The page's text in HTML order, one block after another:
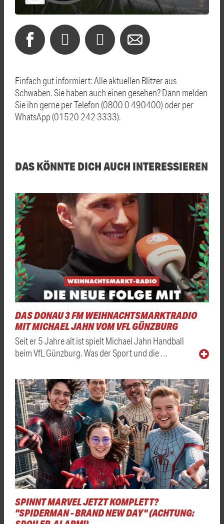
Einfach gut informiert: Alle aktuellen Blitzer aus
Schwaben. Sie haben auch einen gesehen? Dann melden
Sie ihn gerne per Telefon (0800 0 490400) oder per
WhatsApp (01520 242 3333).
DAS KÖNNTE DICH AUCH INTERESSIEREN
DAS DONAU 3 FM WEIHNACHTSMARKTRADIO
MIT MICHAEL JAHN VOM VFL GÜNZBURG
Seit er 5 Jahre alt ist spielt Michael Jahn Handball
beim VfL Günzburg. Was der Sport und die …
SPINNT MARVEL JETZT KOMPLETT?
"SPIDERMAN - BRAND NEW DAY" (ACHTUNG: